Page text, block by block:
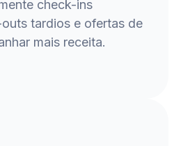
check-ins
tardios e ofertas de
mais receita.